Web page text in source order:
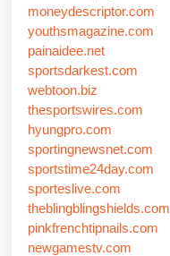
moneydescriptor.com
youthsmagazine.com
painaidee.net
sportsdarkest.com
webtoon.biz
thesportswires.com
hyungpro.com
sportingnewsnet.com
sportstime24day.com
sporteslive.com
theblingblingshields.com
pinkfrenchtipnails.com
newgamestv.com